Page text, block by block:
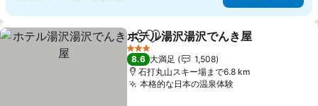
シェアお気に入りに追加
ホテル湯沢湯沢でんき屋
3 ホテルのランク
8.6 大満足
1,508
石打丸山スキー場まで6.8 km
本格的な日本の温泉体験